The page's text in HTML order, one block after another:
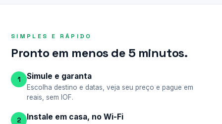
SIMPLES E RÁPIDO
Pronto em menos de 5 minutos.
1 Simule e garanta
Escolha destino e datas, veja seu preço e pague em
reais, sem IOF.
2 Instale em casa, no Wi-Fi